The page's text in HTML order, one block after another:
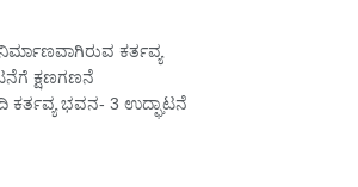
ಕರ್ತವ್ಯ
ಕ್ಷಣಗಣನೆ
ಕರ್ತವ್ಯ ಭವನ- 3 ಉದ್ಘಾಟನೆ